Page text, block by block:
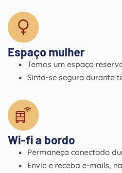
Espaço mulher
Temos um espaço
Sinta-se segura durante
Wi-fi a bordo
Permaneça conectado
Envie e receba e-mails,